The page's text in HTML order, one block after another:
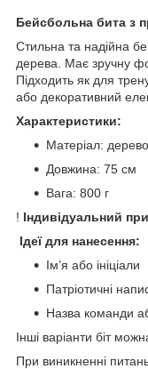
Бейсбольна бита з
Стильна та надійна
дерева. Має зручну
Підходить як для
або декоративний
Характеристики:
Матеріал: дерево
Довжина: 75 см
Вага: 800 г
! Індивідуальний
Ідеї для нанесення:
Ім’я або ініціали
Патріотичні
Назва команди
Інші варіанти біт
При виникненні